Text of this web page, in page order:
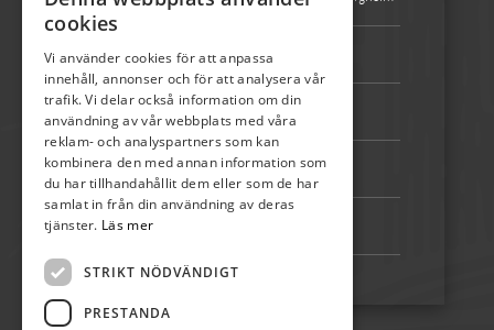
Epost: info@olandspirar.nu
072-507 80 50
Bankgiro: 5192-4348
Swish: 123 222 02 67
cookies
Vi använder cookies för att anpassa
innehåll, annonser och för att analysera vår
trafik. Vi delar också information om din
användning av vår webbplats med våra
reklam- och analyspartners som kan
kombinera den med annan information som
du har tillhandahållit dem eller som de har
samlat in från din användning av deras
tjänster. Läs mer
STRIKT NÖDVÄNDIGT
PRESTANDA